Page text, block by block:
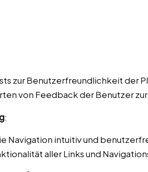
zur Benutzerfreundlichkeit der
von Feedback der Benutzer
:
Navigation intuitiv und
aller Links und